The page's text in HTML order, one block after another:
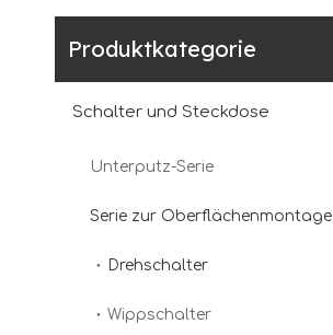
Produktkategorie
Schalter und Steckdose
Unterputz-Serie
Serie zur Oberflächenmontage
Drehschalter
Wippschalter